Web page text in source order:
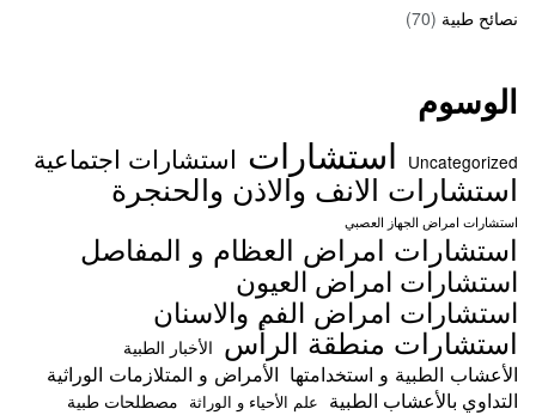
نصائح طبية (70)
الوسوم
Uncategorized استشارات استشارات اجتماعية
استشارات الانف والاذن والحنجرة
استشارات امراض الجهاز العصبي
استشارات امراض العظام و المفاصل
استشارات امراض العيون
استشارات امراض الفم والاسنان
استشارات منطقة الرأس الأخبار الطبية
الأعشاب الطبية و استخدامتها الأمراض و المتلازمات الوراثية
التداوي بالأعشاب الطبية علم الأحياء و الوراثة مصطلحات طبية